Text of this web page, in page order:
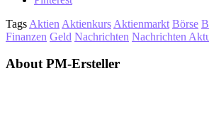
Tags Aktien Aktienkurs Aktienmarkt Börse
Finanzen Geld Nachrichten Nachrichten
About PM-Ersteller